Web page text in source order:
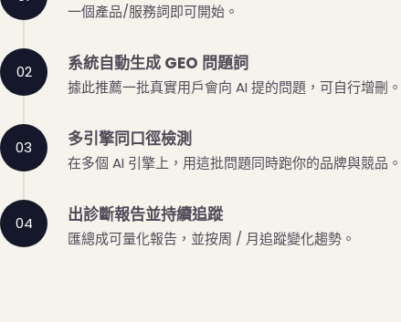
一個產品/服務詞即可開始。
系統自動生成 GEO 問題詞
據此推薦一批真實用戶會向 AI 提的問題，可自行增刪。
多引擎同口徑檢測
在多個 AI 引擎上，用這批問題同時跑你的品牌與競品。
出診斷報告並持續追蹤
匯總成可量化報告，並按周 / 月追蹤變化趨勢。